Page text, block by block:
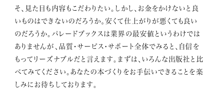
そ、見た目も内容もこだわりたい。しかし、お金をかけないと良
いものはできないのだろうか。安くて仕上がりが悪くても良い
のだろうか。パレードブックスは業界の最安値というわけでは
ありませんが、品質・サービス・サポート全体でみると、自信を
もってリーズナブルだと言えます。まずは、いろんな出版社と比
べてみてください。あなたの本づくりをお手伝いできることを楽
しみにお待ちしております。